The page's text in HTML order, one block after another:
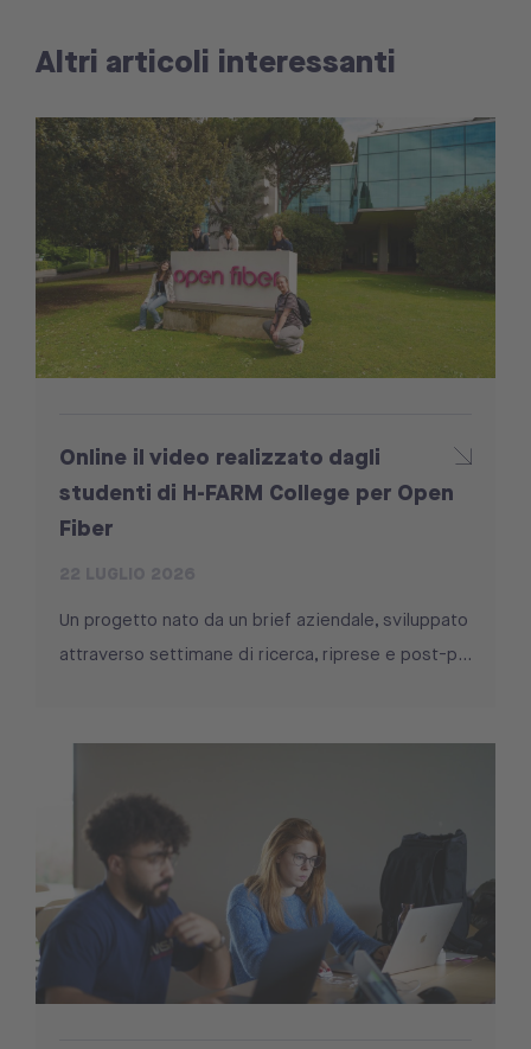
Altri articoli interessanti
Online il video realizzato dagli
studenti di H-FARM College per Open
Fiber
Un progetto nato da un brief aziendale, sviluppato
attraverso settimane di ricerca, riprese e post-p...